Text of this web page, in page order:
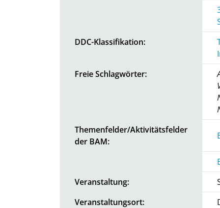
DDC-Klassifikation:
Freie Schlagwörter:
Themenfelder/Aktivitätsfelder
der BAM:
Veranstaltung:
Veranstaltungsort: